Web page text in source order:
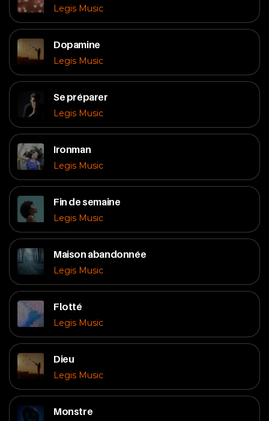
Legis Music
Dopamine
Legis Music
Se préparer
Legis Music
Ironman
Legis Music
Fin de semaine
Legis Music
Maison abandonnée
Legis Music
Flotté
Legis Music
Dieu
Legis Music
Monstre